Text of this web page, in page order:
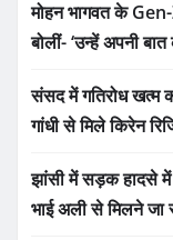
मोहन भागवत के Gen-
बोलीं- ‘उन्हें अपनी
संसद में गतिरोध खत्म
गांधी से मिले किरेन
झांसी में सड़क हादसे
भाई अली से मिलने जा